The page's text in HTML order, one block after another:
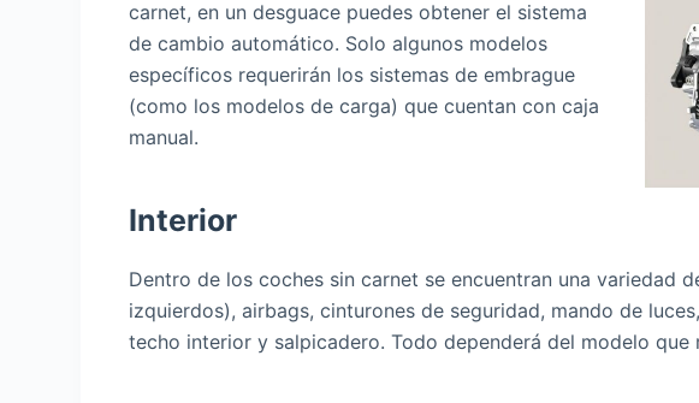
carnet, en un desguace puedes obtener el sistema
de cambio automático. Solo algunos modelos
específicos requerirán los sistemas de embrague
(como los modelos de carga) que cuentan con caja
manual.
Interior
Dentro de los coches sin carnet se encuentran una variedad
izquierdos), airbags, cinturones de seguridad, mando de
techo interior y salpicadero. Todo dependerá del modelo que